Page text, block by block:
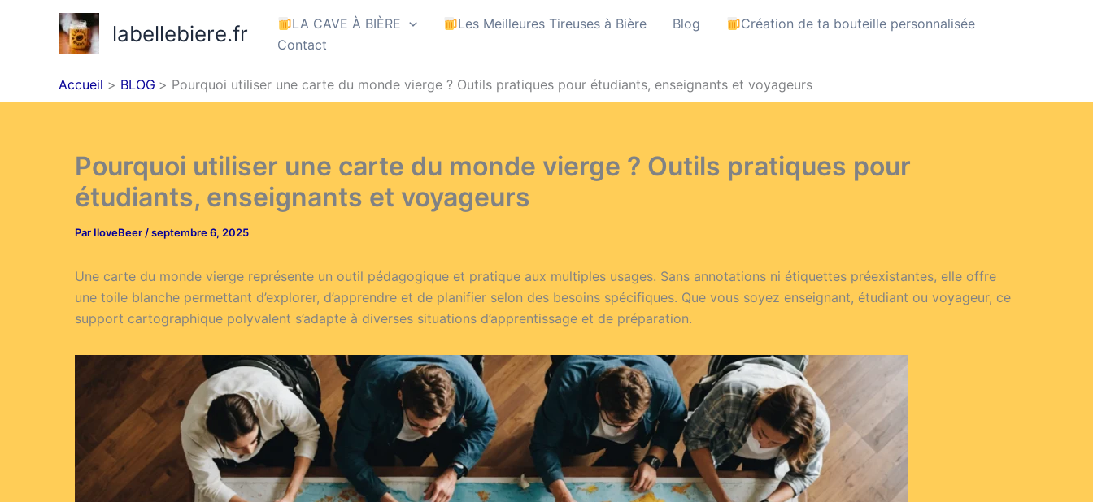
labellebiere.fr LA CAVE À BIÈRE Les Meilleures Tireuses à Bière Blog
Création de ta bouteille personnalisée
Contact
Accueil BLOG Pourquoi utiliser une carte du monde vierge ? Outils pratiques pour étudiants, enseignants et voyageurs
Pourquoi utiliser une carte du monde vierge ? Outils pratiques pour
étudiants, enseignants et voyageurs
Par IloveBeer /septembre 6, 2025
Une carte du monde vierge représente un outil pédagogique et pratique aux multiples usages. Sans annotations ni étiquettes préexistantes, elle offre
une toile blanche permettant d’explorer, d’apprendre et de planifier selon des besoins spécifiques. Que vous soyez enseignant, étudiant ou voyageur, ce
support cartographique polyvalent s’adapte à diverses situations d’apprentissage et de préparation.